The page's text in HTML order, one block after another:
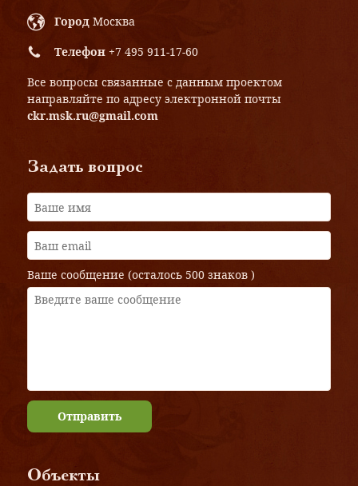
Город Москва
Телефон +7 495 911-17-60
Все вопросы связанные с данным проектом
направляйте по адресу электронной почты
ckr.msk.ru@gmail.com
Задать вопрос
Ваше сообщение (осталось 500 знаков )
Отправить
Объекты